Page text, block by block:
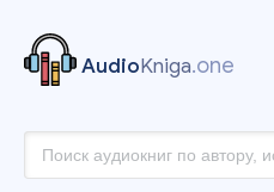
AudioKniga.one